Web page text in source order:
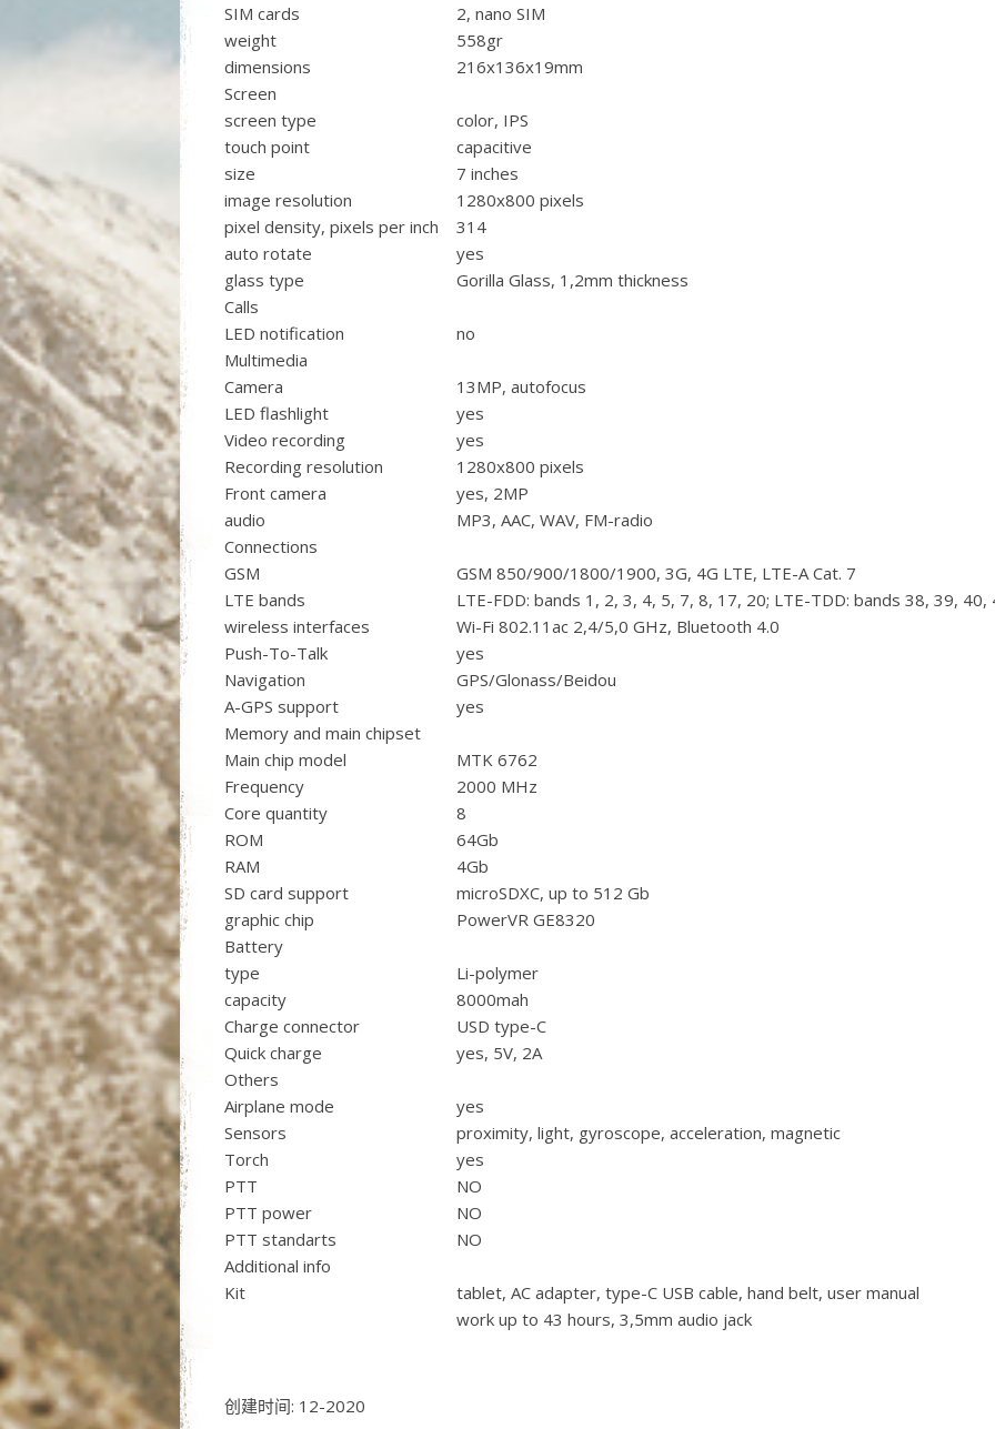
SIM cards
2, nano SIM
weight
558gr
dimensions
216x136х19mm
Screen
screen type
color, IPS
touch point
capacitive
size
7 inches
image resolution
1280х800 pixels
pixel density, pixels per inch
314
auto rotate
yes
glass type
Gorilla Glass, 1,2mm thickness
Calls
LED notification
no
Multimedia
Camera
13MP, autofocus
LED flashlight
yes
Video recording
yes
Recording resolution
1280х800 pixels
Front camera
yes, 2MP
audio
MP3, AAC, WAV, FM-radio
Connections
GSM
GSM 850/900/1800/1900, 3G, 4G LTE, LTE-A Cat. 7
LTE bands
LTE-FDD: bands 1, 2, 3, 4, 5, 7, 8, 17, 20; LTE-TDD: bands 38, 39, 40,
wireless interfaces
Wi-Fi 802.11ac 2,4/5,0 GHz, Bluetooth 4.0
Push-To-Talk
yes
Navigation
GPS/Glonass/Beidou
A-GPS support
yes
Memory and main chipset
Main chip model
MTK 6762
Frequency
2000 MHz
Core quantity
8
ROM
64Gb
RAM
4Gb
SD card support
microSDXC, up to 512 Gb
graphic chip
PowerVR GE8320
Battery
type
Li-polymer
capacity
8000mah
Charge connector
USD type-C
Quick charge
yes, 5V, 2A
Others
Airplane mode
yes
Sensors
proximity, light, gyroscope, acceleration, magnetic
Torch
yes
PTT
NO
PTT power
NO
PTT standarts
NO
Additional info
Kit
tablet, AC adapter, type-C USB cable, hand belt, user manual
work up to 43 hours, 3,5mm audio jack
创建时间: 12-2020